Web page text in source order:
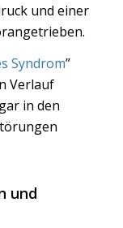
und einer
Syndrom”
Verlauf
in den
und